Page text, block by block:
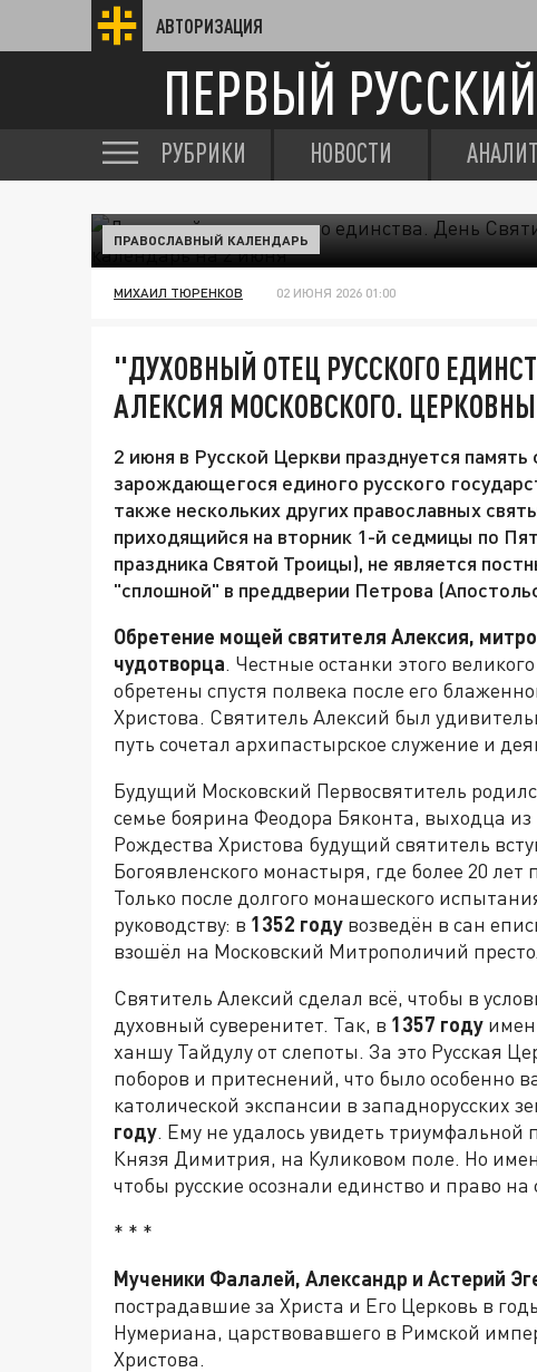
АВТОРИЗАЦИЯ
ПЕРВЫЙ РУССКИЙ
РУБРИКИ НОВОСТИ
ПРАВОСЛАВНЫЙ КАЛЕНДАРЬ
МИХАИЛ ТЮРЕНКОВ 02 ИЮНЯ 2026 01:00
"ДУХОВНЫЙ ОТЕЦ РУССКОГО
АЛЕКСИЯ МОСКОВСКОГО.
2 июня в Русской Церкви празднуется
зарождающегося единого русского
также нескольких других православных
приходящийся на вторник 1-й седмицы по
праздника Святой Троицы), не является
"сплошной" в преддверии Петрова
Обретение мощей святителя Алексия,
чудотворца. Честные останки этого великого
обретены спустя полвека после его
Христова. Святитель Алексий был
путь сочетал архипастырское служение и
Будущий Московский Первосвятитель
семье боярина Феодора Бяконта, выходца из
Рождества Христова будущий святитель
Богоявленского монастыря, где более 20 лет
Только после долгого монашеского
руководству: в 1352 году возведён в сан
взошёл на Московский Митрополичий
Святитель Алексий сделал всё, чтобы в
духовный суверенитет. Так, в 1357 году
ханшу Тайдулу от слепоты. За это Русская
поборов и притеснений, что было особенно
католической экспансии в западнорусских
году. Ему не удалось увидеть триумфальной
Князя Димитрия, на Куликовом поле. Но
чтобы русские осознали единство и право
* * *
Мученики Фалалей, Александр и Астерий
пострадавшие за Христа и Его Церковь в
Нумериана, царствовавшего в Римской
Христова.